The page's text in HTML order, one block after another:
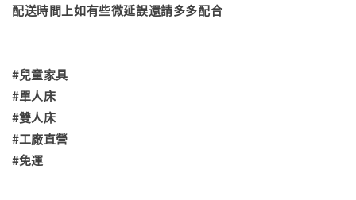
配送時間上如有些微延誤還請多多配合
#兒童家具
#單人床
#雙人床
#工廠直營
#免運